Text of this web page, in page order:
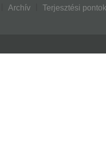
Archív Terjesztési pontok